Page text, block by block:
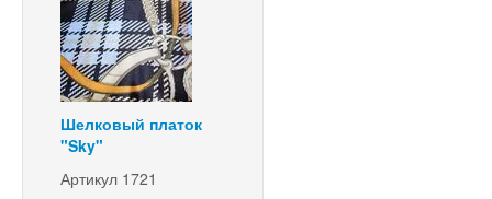
Шелковый платок
"Sky"
Артикул 1721